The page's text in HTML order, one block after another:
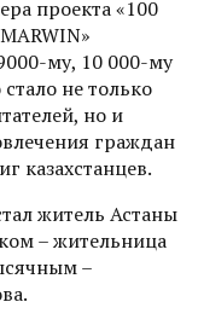
проекта «100
му, 10 000-му
не только
но и
граждан
казахстанцев.
житель Астаны
– жительница
–